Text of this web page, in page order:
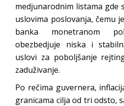
medjunarodnim listama gde
uslovima poslovanja, čemu
banka monetranom
obezbedjuje niska i
uslovi za poboljšanje
zaduživanje.
Po rečima guvernera,
granicama cilja od tri odsto,